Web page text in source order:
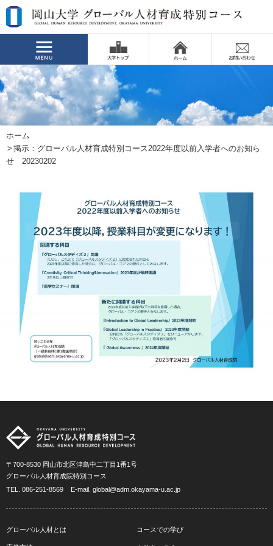
ホーム
掲示：グローバル人材育成特別コース2022年度以前入学者へのお知ら
せ 20230202
〒700-8530 岡山市北区津島中二丁目1番1号
グローバル人材育成院特別コース
TEL. 086-251-8569 E-mail. global@adm.okayama-u.ac.jp
グローバル人材とは コースでの学び